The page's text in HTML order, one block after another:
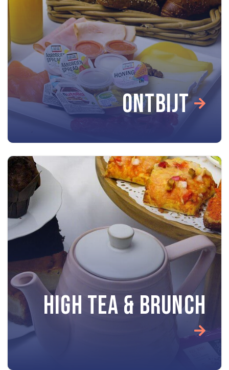
ONTBIJT
HIGH TEA & BRUNCH